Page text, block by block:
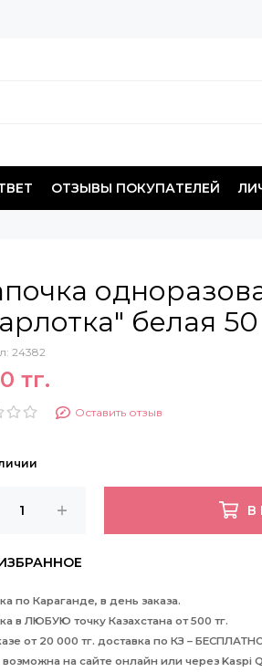
ОТЗЫВЫ ПОКУПАТЕЛЕЙ
белая
24382
тг.
Оставить отзыв
В
по Караганде, в день заказа.
в ЛЮБУЮ точку Казахстана от 500 тг.
от 20 000 тг. доставка по КЗ –
на сайте онлайн или через Kaspi